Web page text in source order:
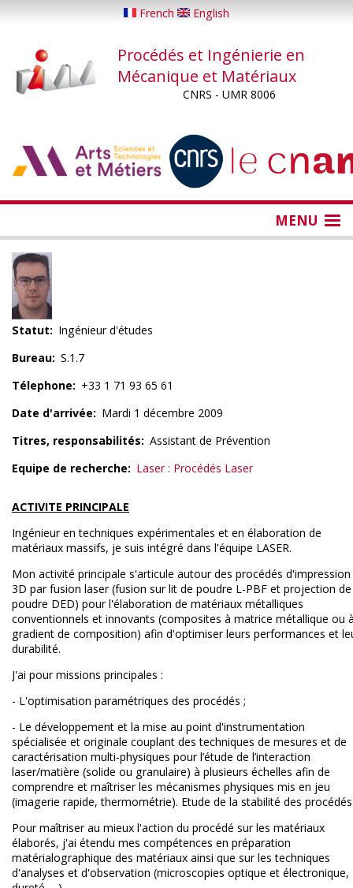
principal
French English
Procédés et Ingénierie en
Mécanique et Matériaux
CNRS - UMR 8006
MENU
Statut
Ingénieur d'études
Bureau S.1.7
Télephone
+33 1 71 93 65 61
Date d'arrivée
Mardi 1 décembre 2009
Titres, responsabilités
Assistant de Prévention
Equipe de recherche
Laser : Procédés Laser
ACTIVITE PRINCIPALE
Ingénieur en techniques expérimentales et en élaboration de
matériaux massifs, je suis intégré dans l'équipe LASER.
Mon activité principale s'articule autour des procédés d'impression
3D par fusion laser (fusion sur lit de poudre L-PBF et projection de
poudre DED) pour l'élaboration de matériaux métalliques
conventionnels et innovants (composites à matrice métallique ou
gradient de composition) afin d'optimiser leurs performances et
durabilité.
J'ai pour missions principales :
- L'optimisation paramétriques des procédés ;
- Le développement et la mise au point d'instrumentation
spécialisée et originale couplant des techniques de mesures et de
caractérisation multi-physiques pour l’étude de l’interaction
laser/matière (solide ou granulaire) à plusieurs échelles afin de
comprendre et maîtriser les mécanismes physiques mis en jeu
(imagerie rapide, thermométrie). Etude de la stabilité des
Pour maîtriser au mieux l'action du procédé sur les matériaux
élaborés, j'ai étendu mes compétences en préparation
matérialographique des matériaux ainsi que sur les techniques
d'analyses et d'observation (microscopies optique et électronique,